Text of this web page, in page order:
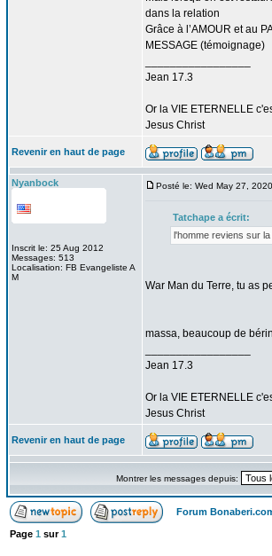
dans la relation
Grâce à l’AMOUR et au
MESSAGE (témoignage)
Jean 17.3
Or la VIE ETERNELLE
Jesus Christ
Revenir en haut de page
Nyanbock
Inscrit le: 25 Aug 2012
Messages: 513
Localisation: FB Evangeliste A
M
Posté le: Wed May 27,
Tatchape a écrit:
l'homme reviens sur la
War Man du Terre, tu as
massa, beaucoup de
Jean 17.3
Or la VIE ETERNELLE
Jesus Christ
Revenir en haut de page
Montrer les messages depuis:
Forum
Page 1 sur1